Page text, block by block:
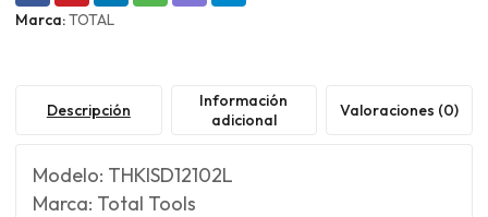
Marca:TOTAL
Descripción
Información
adicional
Valoraciones (0)
Modelo: THKISD12102L
Marca: Total Tools